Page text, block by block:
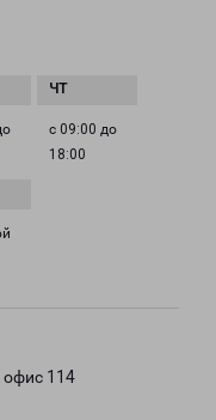
с 09:00 до
18:00
114